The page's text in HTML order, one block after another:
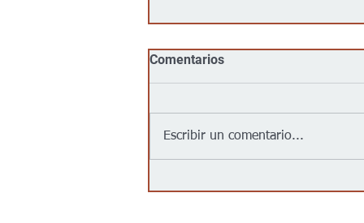
Comentarios
Escribir un comentario...